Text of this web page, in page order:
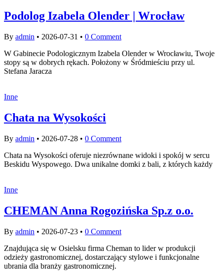
Podolog Izabela Olender | Wrocław
By admin • 2026-07-31 • 0 Comment
W Gabinecie Podologicznym Izabela Olender w Wrocławiu, Twoje
stopy są w dobrych rękach. Położony w Śródmieściu przy ul.
Stefana Jaracza
Inne
Chata na Wysokości
By admin • 2026-07-28 • 0 Comment
Chata na Wysokości oferuje niezrównane widoki i spokój w sercu
Beskidu Wyspowego. Dwa unikalne domki z bali, z których każdy
Inne
CHEMAN Anna Rogozińska Sp.z o.o.
By admin • 2026-07-23 • 0 Comment
Znajdująca się w Osielsku firma Cheman to lider w produkcji
odzieży gastronomicznej, dostarczający stylowe i funkcjonalne
ubrania dla branży gastronomicznej.